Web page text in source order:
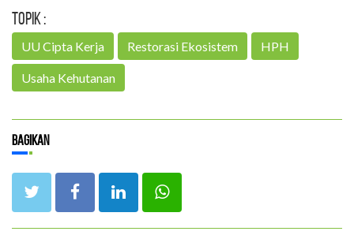
Topik :
UU Cipta Kerja Restorasi Ekosistem HPH
Usaha Kehutanan
Bagikan